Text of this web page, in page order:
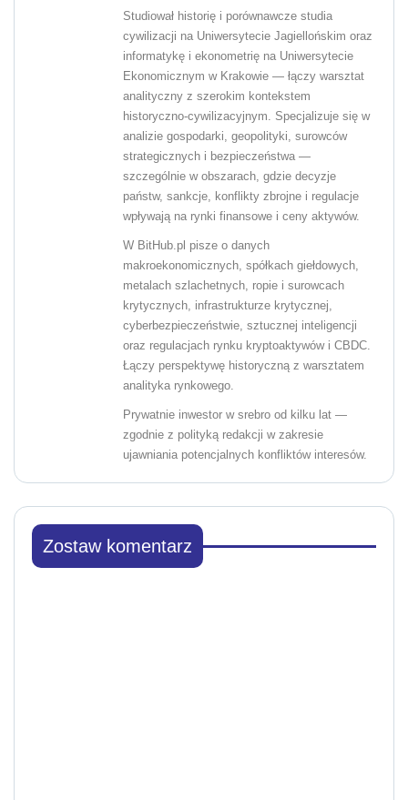
Studiował historię i porównawcze studia
cywilizacji na Uniwersytecie Jagiellońskim oraz
informatykę i ekonometrię na Uniwersytecie
Ekonomicznym w Krakowie — łączy warsztat
analityczny z szerokim kontekstem
historyczno-cywilizacyjnym. Specjalizuje się w
analizie gospodarki, geopolityki, surowców
strategicznych i bezpieczeństwa —
szczególnie w obszarach, gdzie decyzje
państw, sankcje, konflikty zbrojne i regulacje
wpływają na rynki finansowe i ceny aktywów.
W BitHub.pl pisze o danych
makroekonomicznych, spółkach giełdowych,
metalach szlachetnych, ropie i surowcach
krytycznych, infrastrukturze krytycznej,
cyberbezpieczeństwie, sztucznej inteligencji
oraz regulacjach rynku kryptoaktywów i CBDC.
Łączy perspektywę historyczną z warsztatem
analityka rynkowego.
Prywatnie inwestor w srebro od kilku lat —
zgodnie z polityką redakcji w zakresie
ujawniania potencjalnych konfliktów interesów.
Zostaw komentarz